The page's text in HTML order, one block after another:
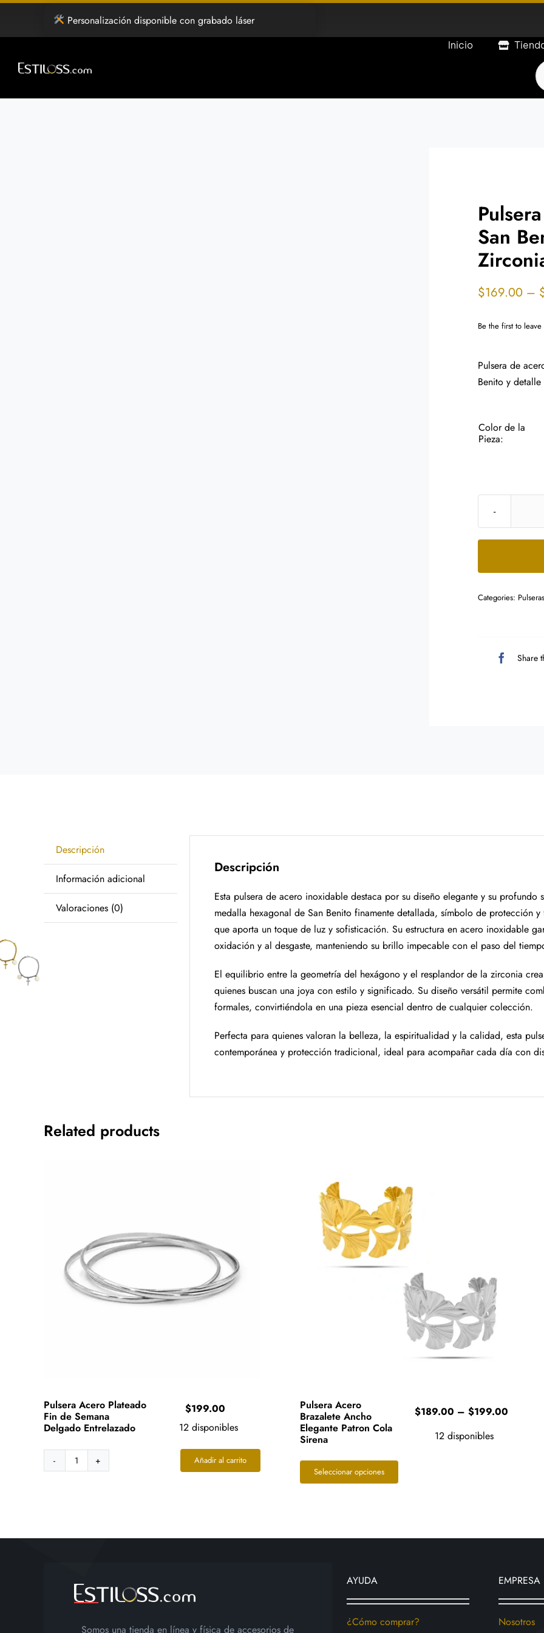
Saltar
contenido
Personalización disponible con grabado láser
Inicio
San
$169.00 –
Be the first to
Pulsera de
Benito y
Color de la
Pieza:
Categories: Pulseras
Share
Descripción
Información adicional
Valoraciones (0)
Descripción
Esta pulsera de acero inoxidable destaca por su diseño elegante y su
medalla hexagonal de San Benito finamente detallada, símbolo de protección
que aporta un toque de luz y sofisticación. Su estructura en acero inoxidable
oxidación y al desgaste, manteniendo su brillo impecable con el paso del
El equilibrio entre la geometría del hexágono y el resplandor de la zirconia
quienes buscan una joya con estilo y significado. Su diseño versátil permite
formales, convirtiéndola en una pieza esencial dentro de cualquier colección.
Perfecta para quienes valoran la belleza, la espiritualidad y la calidad, esta
contemporánea y protección tradicional, ideal para acompañar cada día con
Related products
Pulsera Acero Plateado
Fin de Semana
Delgado Entrelazado
$199.00
12 disponibles
Pulsera
Semana
Añadir al carrito
Pulsera Acero
Brazalete Ancho
Elegante Patron Cola
Sirena
$189.00 – $199.00Price
12 disponibles
Seleccionar opciones
producto
pueden
elegir
Somos una tienda en línea y física de accesorios de
AYUDA
¿Cómo comprar?
EMPRESA
Nosotros